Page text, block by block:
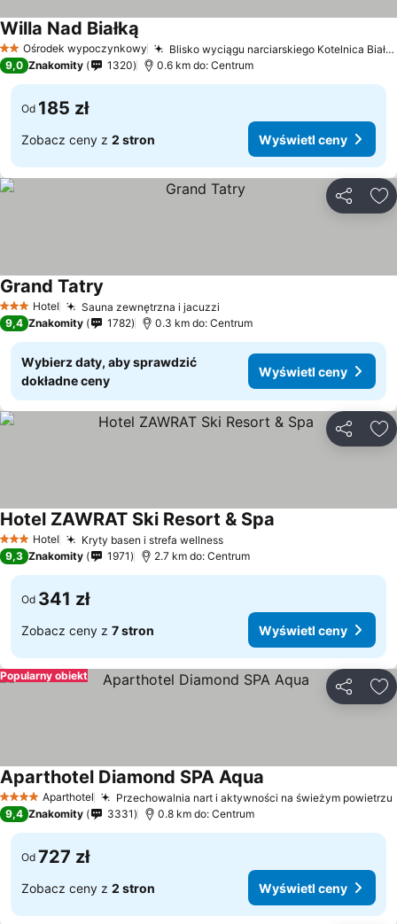
2 Kategoria
Ośrodek wypoczynkowy Blisko wyciągu narciarskiego Kotelnica Białczańska
Willa Nad Białką
9,0 Znakomity 1320 0.6 km do: Centrum
Od 185 zł
Zobacz ceny z 2 stron Wyświetl ceny
3 Kategoria
Hotel Sauna zewnętrzna i jacuzzi
Grand Tatry
9,4 Znakomity 1782 0.3 km do: Centrum
Wybierz daty, aby sprawdzić
dokładne ceny
Wyświetl ceny
3 Kategoria
Hotel Kryty basen i strefa wellness
Hotel ZAWRAT Ski Resort & Spa
9,3 Znakomity 1971 2.7 km do: Centrum
Od 341 zł
Zobacz ceny z 7 stron Wyświetl ceny
Popularny obiekt
4 KategoriaAparthotel Przechowalnia nart i aktywności na świeżym powietrzu
Aparthotel Diamond SPA Aqua
9,4 Znakomity 3331 0.8 km do: Centrum
Od 727 zł
Zobacz ceny z 2 stron Wyświetl ceny